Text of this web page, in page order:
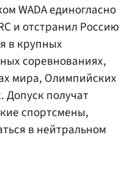
WADA единогласно
и отстранил Россию
в крупных
соревнованиях,
мира, Олимпийских
Допуск получат
спортсмены,
в нейтральном